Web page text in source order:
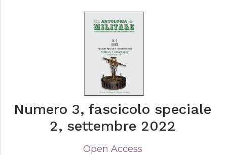
Numero 3, fascicolo speciale
2, settembre 2022
Open Access